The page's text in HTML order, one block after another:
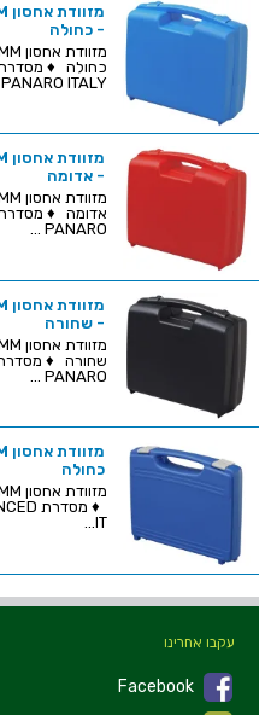
- כחולה
PANARO ITALY ...
- אדומה
PANARO ...
- שחורה
PANARO ...
כחולה
IT...
עקבו אחרינו
Facebook